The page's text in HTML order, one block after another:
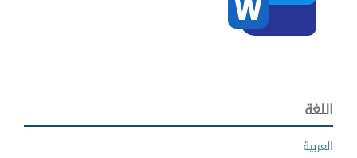
اللغة
العربية